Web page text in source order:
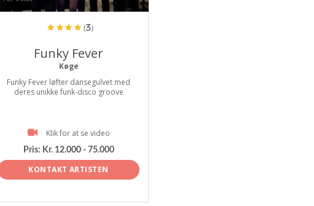
(3)
Funky Fever
Køge
Funky Fever løfter dansegulvet med
deres unikke funk-disco groove
Klik for at se video
Pris: Kr. 12.000 - 75.000
KONTAKT ARTISTEN